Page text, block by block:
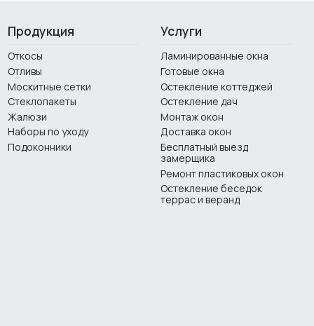
Продукция
Откосы
Отливы
Москитные сетки
Стеклопакеты
Жалюзи
Наборы по уходу
Подоконники
Услуги
Ламинированные окна
Готовые окна
Остекление коттеджей
Остекление дач
Монтаж окон
Доставка окон
Бесплатный выезд
замерщика
Ремонт пластиковых окон
Остекление беседок
террас и веранд